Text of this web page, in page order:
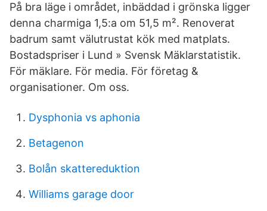
På bra läge i området, inbäddad i grönska ligger
denna charmiga 1,5:a om 51,5 m². Renoverat
badrum samt välutrustat kök med matplats.
Bostadspriser i Lund » Svensk Mäklarstatistik.
För mäklare. För media. För företag &
organisationer. Om oss.
Dysphonia vs aphonia
Betagenon
Bolån skattereduktion
Williams garage door